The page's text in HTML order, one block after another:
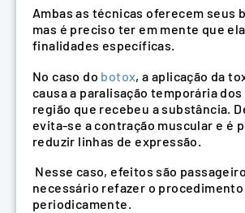
Ambas as técnicas oferecem seus
mas é preciso ter em mente que
finalidades específicas.
No caso do botox, a aplicação da
causa a paralisação temporária
região que recebeu a substância.
evita-se a contração muscular e é
reduzir linhas de expressão.
Nesse caso, efeitos são
necessário refazer o procedimento
periodicamente.